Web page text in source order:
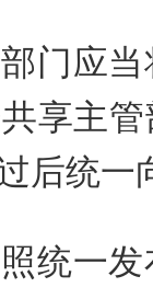
门应当
享主
后统一
统一